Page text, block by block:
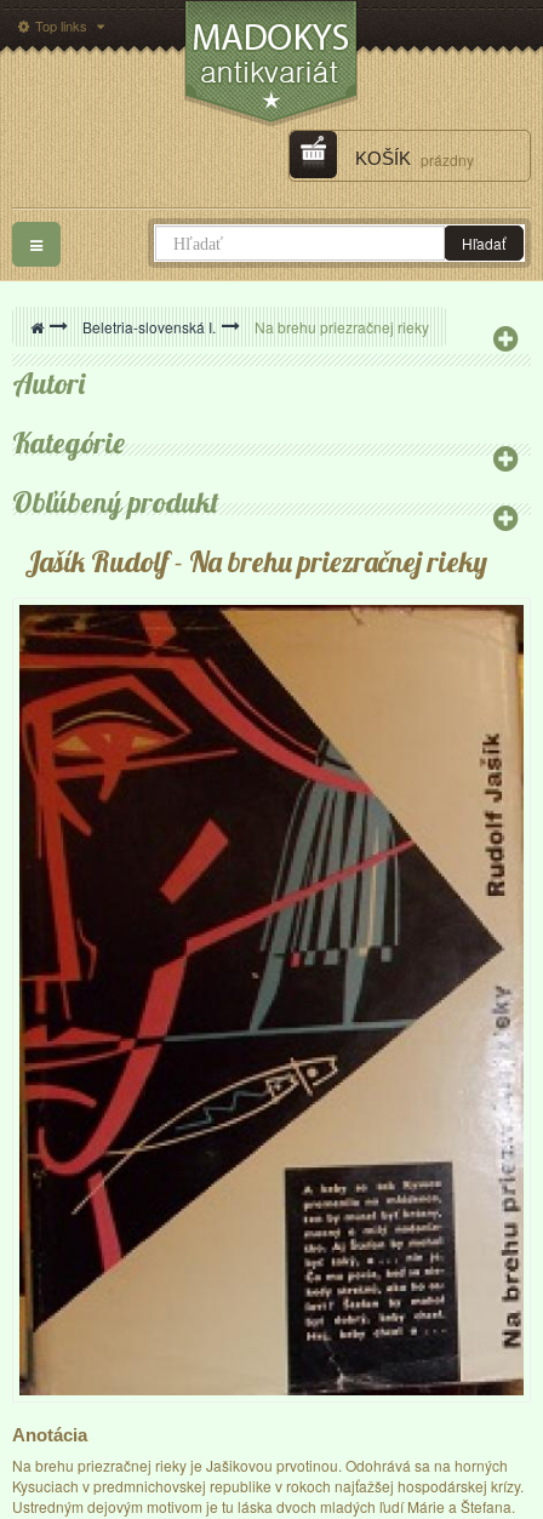
Top links
Hľadať
KOŠÍK prázdny
Toggle
navigation
> Beletria-slovenská I. > Na brehu priezračnej rieky
Autori
Kategórie
Obľúbený produkt
Jašík Rudolf- Na brehu priezračnej rieky
Anotácia
Na brehu priezračnej rieky je Jašikovou prvotinou. Odohrává sa na horných
Kysuciach v predmnichovskej republike v rokoch najťažšej hospodárskej krízy.
Ustredným dejovým motivom je tu láska dvoch mladých ľudí Márie a Štefana.